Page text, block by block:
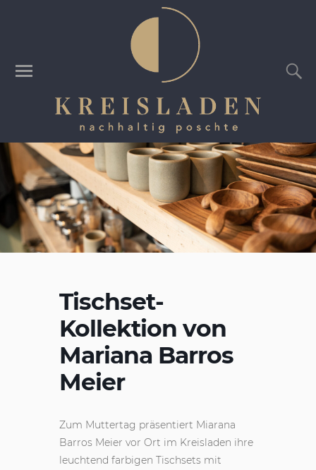
Tischset-
Kollektion von
Mariana Barros
Meier
Zum Muttertag präsentiert Miarana
Barros Meier vor Ort im Kreisladen ihre
leuchtend farbigen Tischsets mit